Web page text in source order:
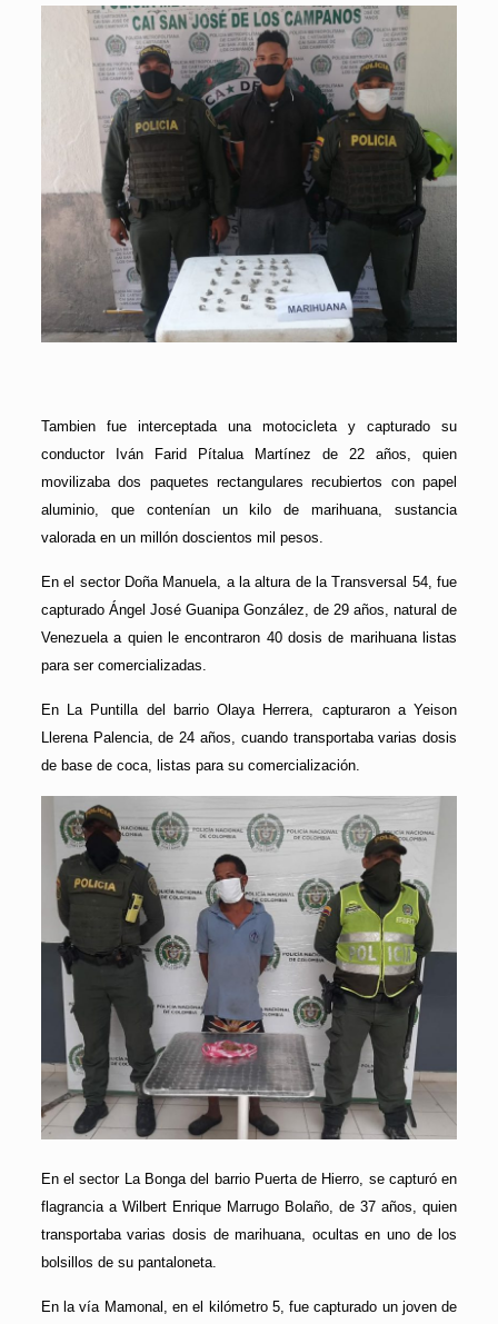
Tambien fue interceptada una motocicleta y capturado su
conductor Iván Farid Pítalua Martínez de 22 años, quien
movilizaba dos paquetes rectangulares recubiertos con papel
aluminio, que contenían un kilo de marihuana, sustancia
valorada en un millón doscientos mil pesos.
En el sector Doña Manuela, a la altura de la Transversal 54, fue
capturado Ángel José Guanipa González, de 29 años, natural de
Venezuela a quien le encontraron 40 dosis de marihuana listas
para ser comercializadas.
En La Puntilla del barrio Olaya Herrera, capturaron a Yeison
Llerena Palencia, de 24 años, cuando transportaba varias dosis
de base de coca, listas para su comercialización.
En el sector La Bonga del barrio Puerta de Hierro, se capturó en
flagrancia a Wilbert Enrique Marrugo Bolaño, de 37 años, quien
transportaba varias dosis de marihuana, ocultas en uno de los
bolsillos de su pantaloneta.
En la vía Mamonal, en el kilómetro 5, fue capturado un joven de